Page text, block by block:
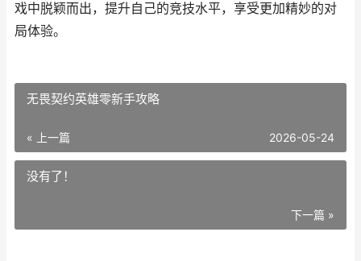
戏中脱颖而出，提升自己的竞技水平，享受更加精妙的对
局体验。
无畏契约英雄零新手攻略
« 上一篇 2026-05-24
没有了！
下一篇 »